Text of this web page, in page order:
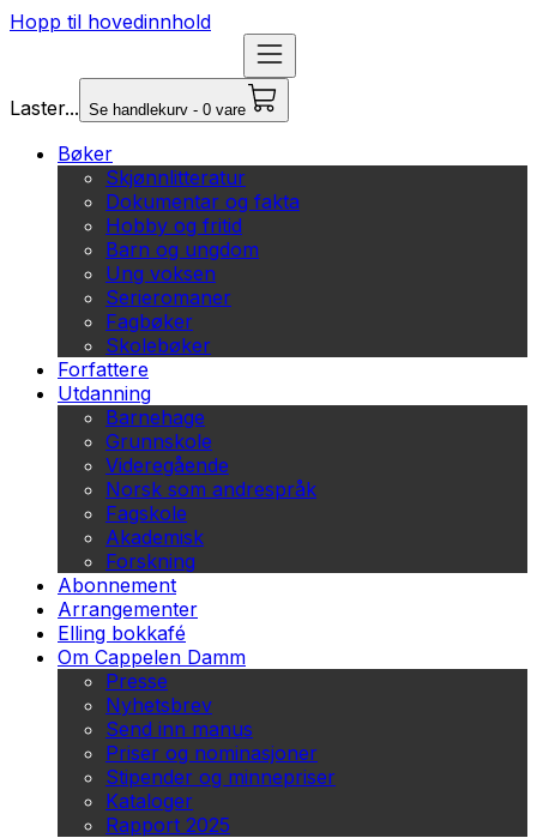
Hopp til hovedinnhold
Laster... Se handlekurv - 0 vare
Bøker
Skjønnlitteratur
Dokumentar og fakta
Hobby og fritid
Barn og ungdom
Ung voksen
Serieromaner
Fagbøker
Skolebøker
Forfattere
Utdanning
Barnehage
Grunnskole
Videregående
Norsk som andrespråk
Fagskole
Akademisk
Forskning
Abonnement
Arrangementer
Elling bokkafé
Om Cappelen Damm
Presse
Nyhetsbrev
Send inn manus
Priser og nominasjoner
Stipender og minnepriser
Kataloger
Rapport 2025